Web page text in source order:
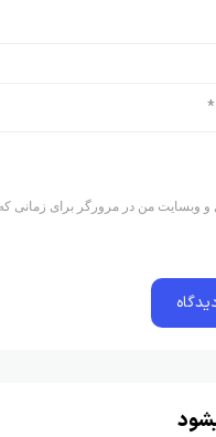
و وبسایت من در مرورگر برای زمانی